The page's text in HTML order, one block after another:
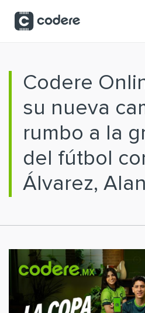
Codere
su nueva
rumbo a la
del fútbol
Álvarez,